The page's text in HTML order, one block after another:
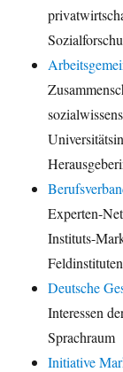
Experten-
Instituts-
Deutsche
Interessen
Sprachraum
Initiative